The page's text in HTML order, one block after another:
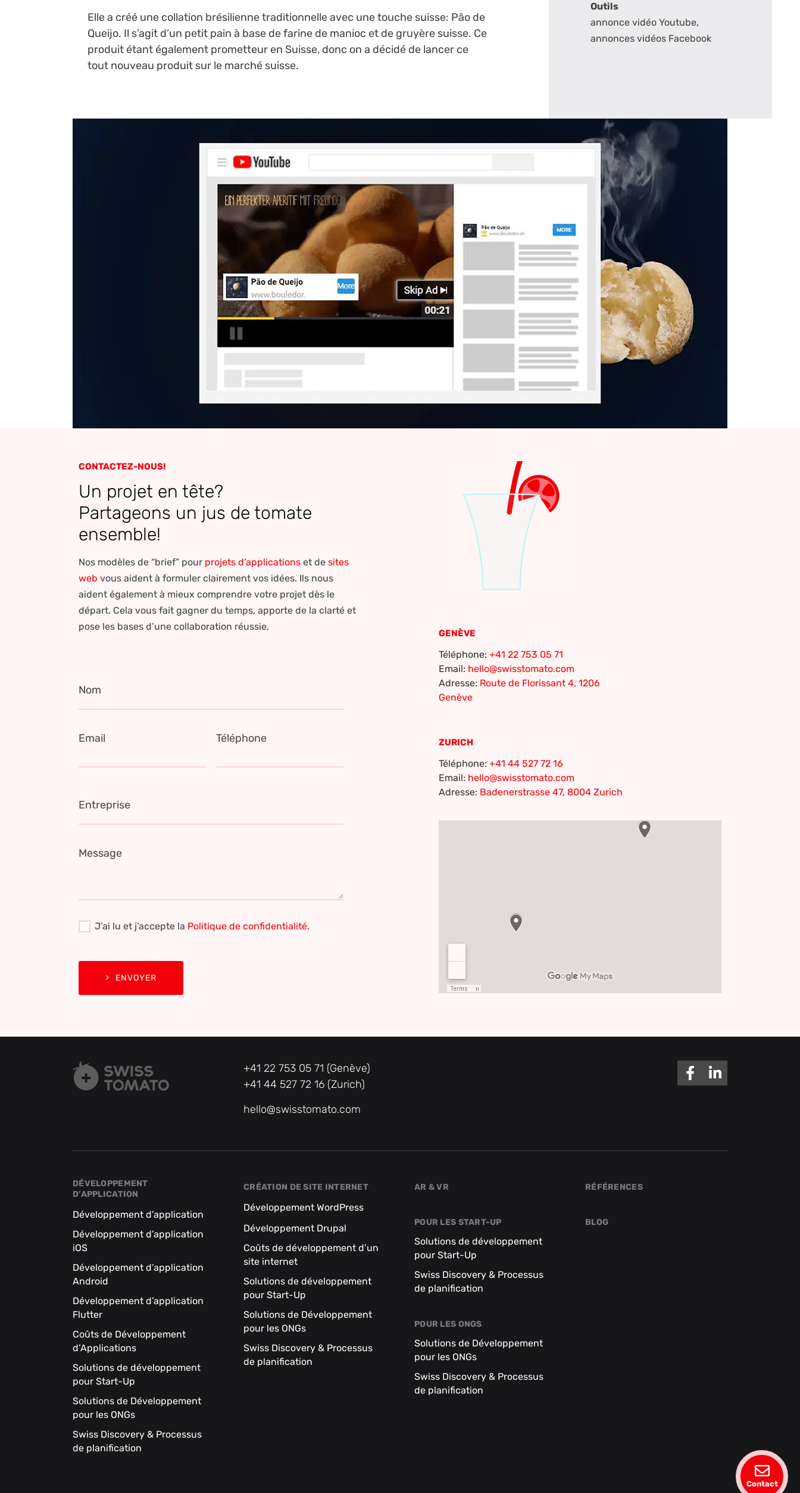
Contact
Elle a créé une collation brésilienne traditionnelle avec une touche suisse: Pão de
Queijo. Il s’agit d’un petit pain à base de farine de manioc et de gruyère suisse. Ce
produit étant également prometteur en Suisse, donc on a décidé de lancer ce
tout nouveau produit sur le marché suisse.
Outils
annonce vidéo Youtube,
annonces vidéos Facebook
CONTACTEZ-NOUS!
Un projet en tête?
Partageons un jus de tomate
ensemble!
Nos modèles de “brief” pour projets d’applications et de sites
web vous aident à formuler clairement vos idées. Ils nous
aident également à mieux comprendre votre projet dès le
départ. Cela vous fait gagner du temps, apporte de la clarté et
pose les bases d’une collaboration réussie.
Nom
Email Téléphone
Entreprise
Message
J’ai lu et j’accepte la Politique de confidentialité.
ENVOYER
GENÈVE
Téléphone: +41 22 753 05 71
Email: hello@swisstomato.com
Adresse: Route de Florissant 4, 1206
Genève
ZURICH
Téléphone: +41 44 527 72 16
Email: hello@swisstomato.com
Adresse: Badenerstrasse 47, 8004 Zurich
+41 22 753 05 71 (Genève)
+41 44 527 72 16 (Zurich)
hello@swisstomato.com
DÉVELOPPEMENT
D’APPLICATION
Développement d’application
Développement d’application
iOS
Développement d’application
Android
Développement d’application
Flutter
Coûts de Développement
d’Applications
Solutions de développement
pour Start-Up
Solutions de Développement
pour les ONGs
Swiss Discovery & Processus
de planification
CRÉATION DE SITE INTERNET
Développement WordPress
Développement Drupal
Coûts de développement d’un
site internet
Solutions de développement
pour Start-Up
Solutions de Développement
pour les ONGs
Swiss Discovery & Processus
de planification
AR & VR
POUR LES START-UP
Solutions de développement
pour Start-Up
Swiss Discovery & Processus
de planification
POUR LES ONGS
Solutions de Développement
pour les ONGs
Swiss Discovery & Processus
de planification
RÉFÉRENCES
BLOG